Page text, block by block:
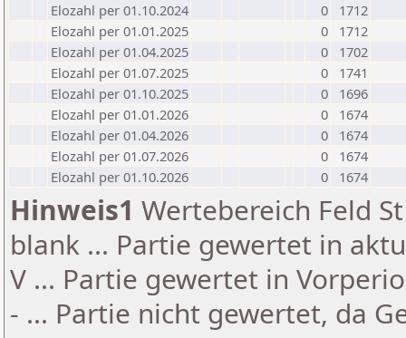
Elozahl per 01.10.2024
0
1712
Elozahl per 01.01.2025
0
1712
Elozahl per 01.04.2025
0
1702
Elozahl per 01.07.2025
0
1741
Elozahl per 01.10.2025
0
1696
Elozahl per 01.01.2026
0
1674
Elozahl per 01.04.2026
0
1674
Elozahl per 01.07.2026
0
1674
Elozahl per 01.10.2026
0 1674
Hinweis1 Wertebereich Feld
blank ... Partie gewertet in
V ... Partie gewertet in
- ... Partie nicht gewertet, da